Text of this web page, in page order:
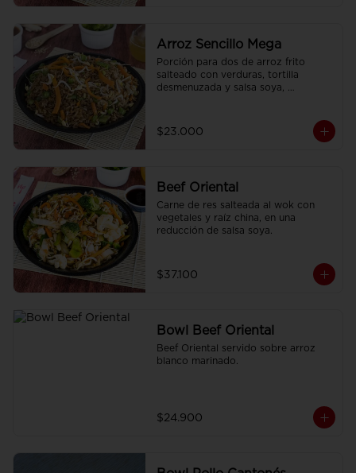
Arroz Sencillo Mega
Porción para dos de arroz frito
salteado con verduras, tortilla
desmenuzada y salsa soya,
$23.000
Beef Oriental
Carne de res salteada al wok con
vegetales y raíz china, en una
reducción de salsa soya.
$37.100
Bowl Beef Oriental
Beef Oriental servido sobre arroz
blanco marinado.
$24.900